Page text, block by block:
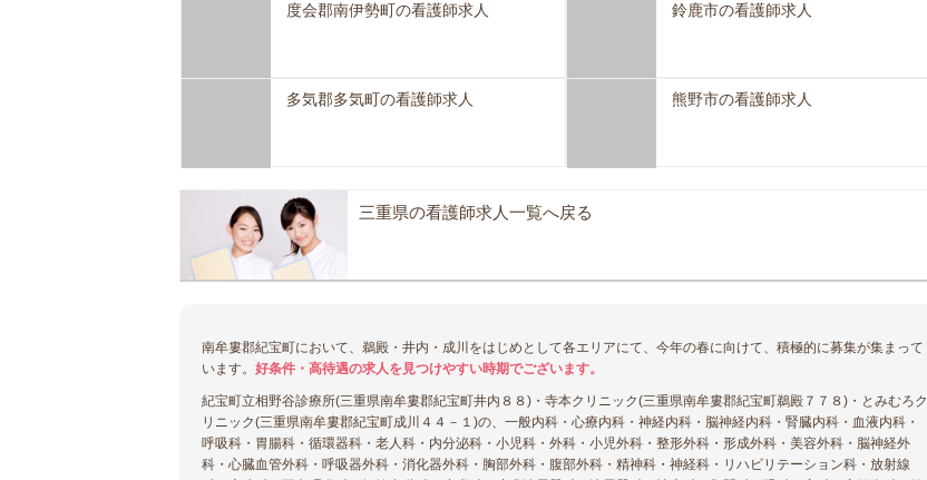
度会郡南伊勢町の看護師求人 鈴鹿市の看護師求人
多気郡多気町の看護師求人 熊野市の看護師求人
三重県の看護師求人一覧へ戻る
南牟婁郡紀宝町において、鵜殿・井内・成川をはじめとして各エリアにて、今年の春に向けて、積極的に募集が集まって
います。 好条件・高待遇の求人を見つけやすい時期でございます。
紀宝町立相野谷診療所(三重県南牟婁郡紀宝町井内８８)・寺本クリニック(三重県南牟婁郡紀宝町鵜殿７７８)・とみむろク
リニック(三重県南牟婁郡紀宝町成川４４－１)の、一般内科・心療内科・神経内科・脳神経内科・腎臓内科・血液内科・
呼吸科・胃腸科・循環器科・老人科・内分泌科・小児科・外科・小児外科・整形外科・形成外科・美容外科・脳神経外
科・心臓血管外科・呼吸器外科・消化器外科・胸部外科・腹部外科・精神科・神経科・リハビリテーション科・放射線